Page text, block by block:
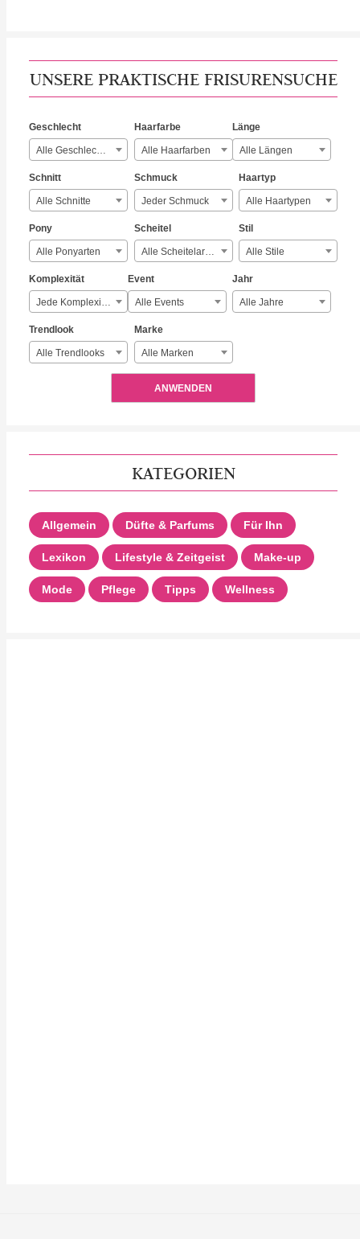
UNSERE PRAKTISCHE FRISURENSUCHE
Geschlecht
Alle Geschlechter
Haarfarbe
Alle Haarfarben
Länge
Alle Längen
Schnitt
Alle Schnitte
Schmuck
Jeder Schmuck
Haartyp
Alle Haartypen
Pony
Alle Ponyarten
Scheitel
Alle Scheitelarten
Stil
Alle Stile
Komplexität
Jede Komplexität
Event
Alle Events
Jahr
Alle Jahre
Trendlook
Alle Trendlooks
Marke
Alle Marken
ANWENDEN
KATEGORIEN
Allgemein Düfte & Parfums Für Ihn
Lexikon Lifestyle & Zeitgeist Make-up
Mode Pflege Tipps Wellness